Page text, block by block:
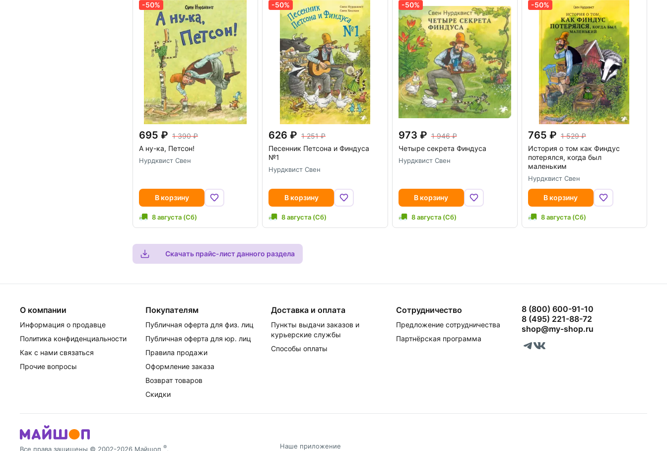
-50%
695
1 390
А ну-ка, Петсон!
Нурдквист Свен
В корзину
8 августа (Сб)
-50%
626
1 251
Песенник Петсона и Финдуса
№1
Нурдквист Свен
В корзину
8 августа (Сб)
-50%
973
1 946
Четыре секрета Финдуса
Нурдквист Свен
В корзину
8 августа (Сб)
-50%
765
1 529
История о том как Финдус
потерялся, когда был
маленьким
Нурдквист Свен
В корзину
8 августа (Сб)
Скачать прайс-лист данного раздела
О компании
Информация о продавце
Политика конфиденциальности
Как с нами связаться
Прочие вопросы
Покупателям
Публичная оферта для физ. лиц
Публичная оферта для юр. лиц
Правила продажи
Оформление заказа
Возврат товаров
Скидки
Доставка и оплата
Пункты выдачи заказов и
курьерские службы
Способы оплаты
Сотрудничество
Предложение сотрудничества
Партнёрская программа
8 (800) 600-91-10
8 (495) 221-88-72
shop@my-shop.ru
Все права защищены © 2002-2026 Майшоп ®, Наше приложение